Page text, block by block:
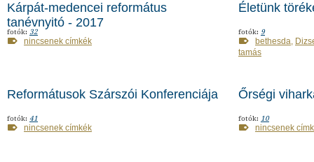
Kárpát-medencei református
tanévnyitó - 2017
fotók: 32
nincsenek címkék
Életünk
fotók: 9
bethesda,
tamás
Reformátusok Szárszói Konferenciája
fotók: 41
nincsenek címkék
Őrségi
fotók: 10
nincsenek